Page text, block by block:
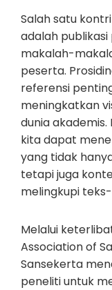
Salah satu
adalah
makalah-
peserta.
referensi
meningkatkan
dunia
kita dapat
yang tidak
tetapi juga
melingkupi
Melalui
Association of
Sansekerta
peneliti untuk